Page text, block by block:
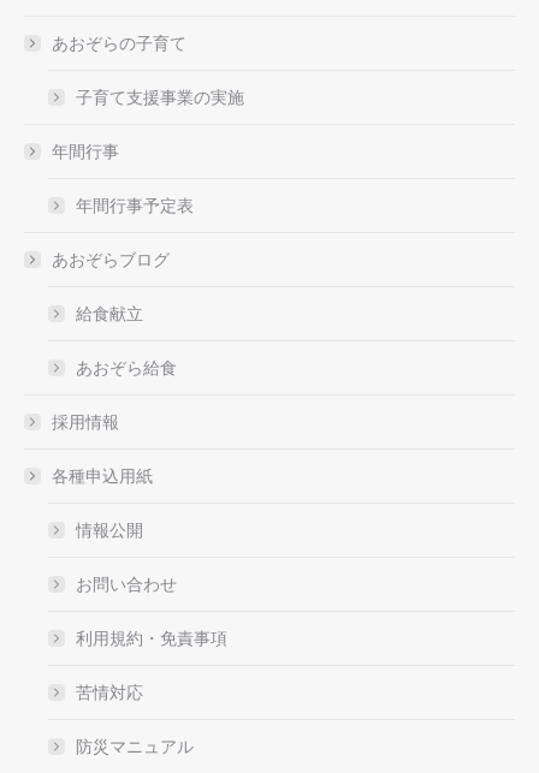
あおぞらの子育て
子育て支援事業の実施
年間行事
年間行事予定表
あおぞらブログ
給食献立
あおぞら給食
採用情報
各種申込用紙
情報公開
お問い合わせ
利用規約・免責事項
苦情対応
防災マニュアル